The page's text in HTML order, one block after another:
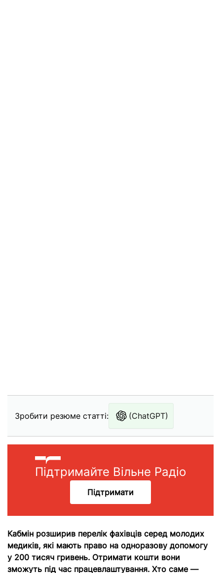
Зробити резюме статті: (ChatGPT)
Підтримайте Вільне Радіо
Підтримати
Кабмін розширив перелік фахівців серед молодих
медиків, які мають право на одноразову допомогу
у 200 тисяч гривень. Отримати кошти вони
зможуть під час працевлаштування. Хто саме —